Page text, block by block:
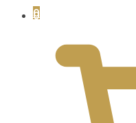
0
0.00